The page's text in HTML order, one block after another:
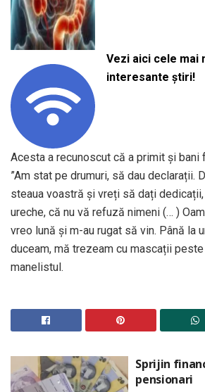
Vezi aici cele mai
interesante știri!
Acesta a recunoscut că a primit și bani
”Am stat pe drumuri, să dau declarații.
steaua voastră și vreți să dați
ureche, că nu vă refuză nimeni (… )
vreo lună și m-au rugat să vin. Până la
duceam, mă trezeam cu mascații
manelistul.
Sprijin
pensionari